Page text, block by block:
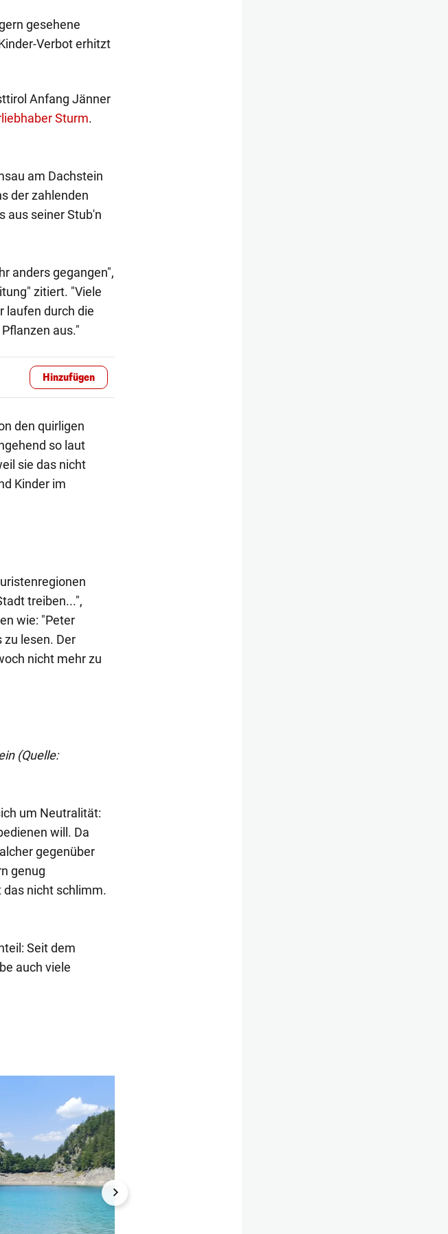
gesehene
Verbot erhitzt
Anfang Jänner
Sturm.
am Dachstein
der zahlenden
aus seiner Stub'n
anders gegangen",
zitiert. "Viele
laufen durch die
aus."
Hinzufügen
den quirligen
so laut
sie das nicht
Kinder im
treiben...",
wie: "Peter
zu lesen. Der
nicht mehr zu
(Quelle:
um Neutralität:
will. Da
gegenüber
genug
das nicht schlimm.
Seit dem
auch viele